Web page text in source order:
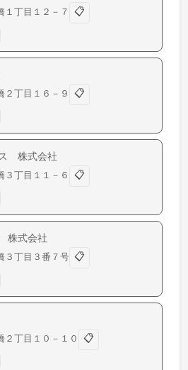
１丁目１２－７
📋
２丁目１６－９
📋
株式会社
３丁目１１－６
📋
株式会社
３丁目３番７号 📋
２丁目１０－１０
📋